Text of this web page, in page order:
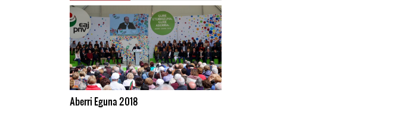
Aberri Eguna 2018